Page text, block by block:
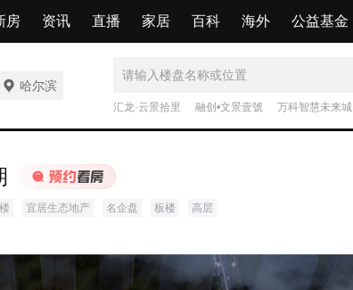
房 资讯 直播 家居 百科 海外 公益基金
哈尔滨
汇龙·云景拾里 融创•文景壹號 万科智慧未来城
宜居生态地产 名企盘 板楼 高层